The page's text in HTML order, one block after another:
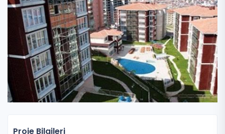
Proje Bilgileri